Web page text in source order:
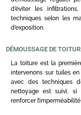
d’éviter les
techniques selon les
d’exposition.
DÉMOUSSAGE DE
La toiture est la
intervenons sur tuiles
avec des techniques
nettoyage est suivi, si
renforcer